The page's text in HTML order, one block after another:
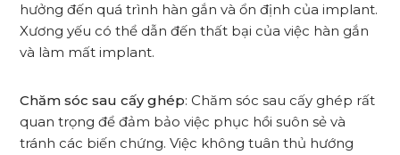
hưởng đến quá trình hàn gắn và ổn định của implant.
Xương yếu có thể dẫn đến thất bại của việc hàn gắn
và làm mất implant.
Chăm sóc sau cấy ghép: Chăm sóc sau cấy ghép rất
quan trọng để đảm bảo việc phục hồi suôn sẻ và
tránh các biến chứng. Việc không tuân thủ hướng